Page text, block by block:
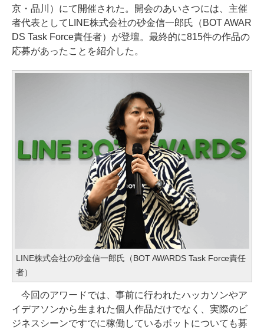
京・品川）にて開催された。開会のあいさつには、主催
者代表としてLINE株式会社の砂金信一郎氏（BOT AWAR
DS Task Force責任者）が登壇。最終的に815件の作品の
応募があったことを紹介した。
LINE株式会社の砂金信一郎氏（BOT AWARDS Task Force責任
者）
今回のアワードでは、事前に行われたハッカソンやア
イデアソンから生まれた個人作品だけでなく、実際のビ
ジネスシーンですでに稼働しているボットについても募